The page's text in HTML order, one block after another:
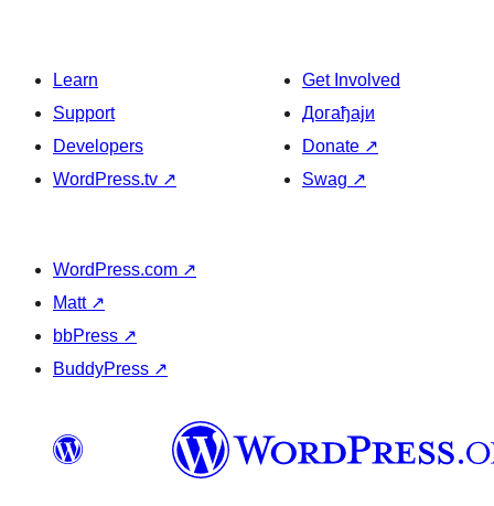
Learn
Support
Developers
WordPress.tv ↗
Get Involved
Догађаји
Donate ↗
Swag ↗
WordPress.com ↗
Matt ↗
bbPress ↗
BuddyPress ↗